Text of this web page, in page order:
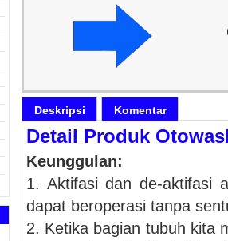
Deskripsi Komentar
Detail Produk
Keunggulan:
1. Aktifasi dan de-aktifasi
dapat beroperasi tanpa
2. Ketika bagian tubuh kita